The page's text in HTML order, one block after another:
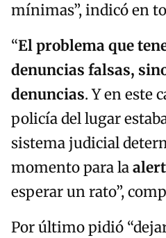
mínimas”, indicó en
“El problema que
denuncias falsas,
denuncias. Y en este
policía del lugar
sistema judicial
momento para la
esperar un rato”,
Por último pidió